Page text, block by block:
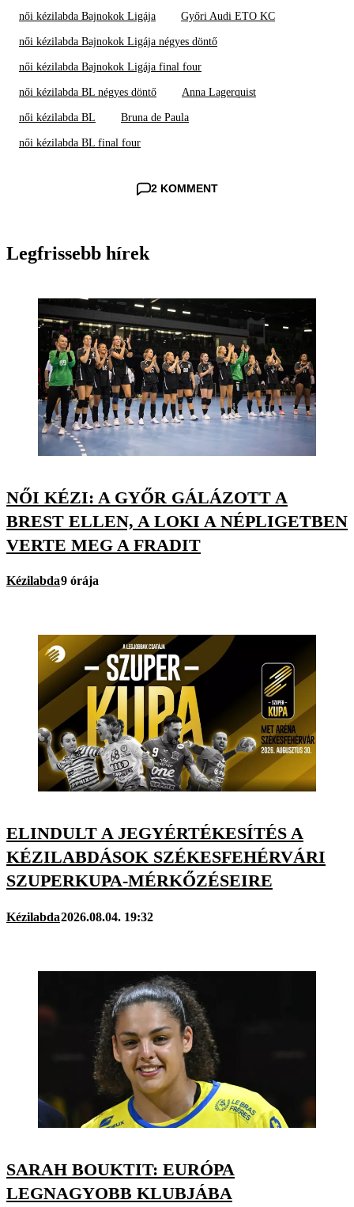
női kézilabda Bajnokok Ligája Győri Audi ETO KC
női kézilabda Bajnokok Ligája négyes döntő
női kézilabda Bajnokok Ligája final four
női kézilabda BL négyes döntő Anna Lagerquist
női kézilabda BL Bruna de Paula
női kézilabda BL final four
2 KOMMENT
Legfrissebb hírek
NŐI KÉZI: A GYŐR GÁLÁZOTT A
BREST ELLEN, A LOKI A NÉPLIGETBEN
VERTE MEG A FRADIT
Kézilabda9 órája
ELINDULT A JEGYÉRTÉKESÍTÉS A
KÉZILABDÁSOK SZÉKESFEHÉRVÁRI
SZUPERKUPA-MÉRKŐZÉSEIRE
Kézilabda2026.08.04. 19:32
SARAH BOUKTIT: EURÓPA
LEGNAGYOBB KLUBJÁBA